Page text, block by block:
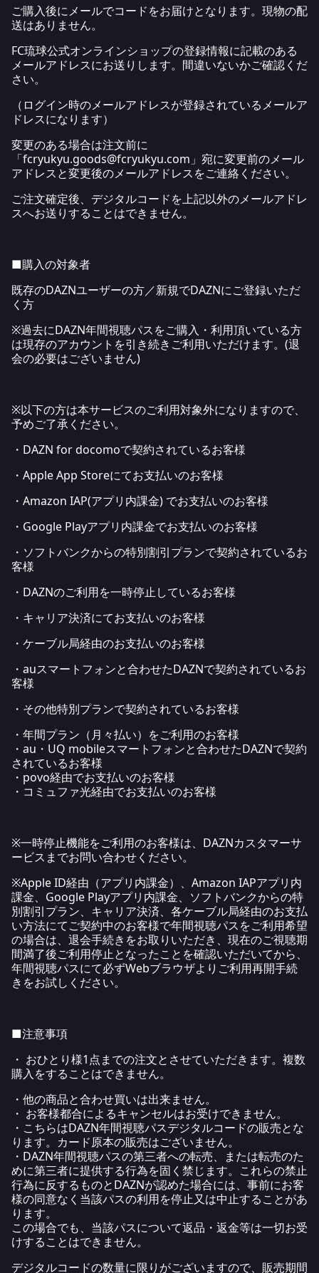
ご購入後にメールでコードをお届けとなります。現物の配
送はありません。
FC琉球公式オンラインショップの登録情報に記載のある
メールアドレスにお送りします。間違いないかご確認くだ
さい。
（ログイン時のメールアドレスが登録されているメールア
ドレスになります）
変更のある場合は注文前に
「fcryukyu.goods@fcryukyu.com」宛に変更前のメール
アドレスと変更後のメールアドレスをご連絡ください。
ご注文確定後、デジタルコードを上記以外のメールアドレ
スへお送りすることはできません。
■購入の対象者
既存のDAZNユーザーの方／新規でDAZNにご登録いただ
く方
※過去にDAZN年間視聴パスをご購入・利用頂いている方
は現存のアカウントを引き続きご利用いただけます。(退
会の必要はございません)
※以下の方は本サービスのご利用対象外になりますので、
予めご了承ください。
・DAZN for docomoで契約されているお客様
・Apple App Storeにてお支払いのお客様
・Amazon IAP(アプリ内課金) でお支払いのお客様
・Google Playアプリ内課金でお支払いのお客様
・ソフトバンクからの特別割引プランで契約されているお
客様
・DAZNのご利用を一時停止しているお客様
・キャリア決済にてお支払いのお客様
・ケーブル局経由のお支払いのお客様
・auスマートフォンと合わせたDAZNで契約されているお
客様
・その他特別プランで契約されているお客様
・年間プラン（月々払い）をご利用のお客様
・au・UQ mobileスマートフォンと合わせたDAZNで契約
されているお客様
・povo経由でお支払いのお客様
・コミュファ光経由でお支払いのお客様
※一時停止機能をご利用のお客様は、DAZNカスタマーサ
ービスまでお問い合わせください。
※Apple ID経由（アプリ内課金）、Amazon IAPアプリ内
課金、Google Playアプリ内課金、ソフトバンクからの特
別割引プラン、キャリア決済、各ケーブル局経由のお支払
い方法にてご契約中のお客様で年間視聴パスをご利用希望
の場合は、退会手続きをお取りいただき、現在のご視聴期
間満了後ご利用停止となったことを確認いただいてから、
年間視聴パスにて必ずWebブラウザよりご利用再開手続
きをお試しください。
■注意事項
・ おひとり様1点までの注文とさせていただきます。複数
購入をすることはできません。
・他の商品と合わせ買いは出来ません。
・ お客様都合によるキャンセルはお受けできません。
・こちらはDAZN年間視聴パスデジタルコードの販売とな
ります。カード原本の販売はございません。
・DAZN年間視聴パスの第三者への転売、または転売のた
めに第三者に提供する行為を固く禁じます。これらの禁止
行為に反するものとDAZNが認めた場合には、事前にお客
様の同意なく当該パスの利用を停止又は中止することがあ
ります。
この場合でも、当該パスについて返品・返金等は一切お受
けすることはできません。
デジタルコードの数量に限りがございますので、販売期間